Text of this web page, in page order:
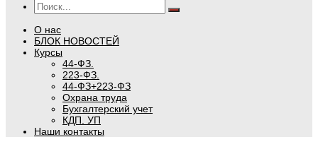
О нас
БЛОК НОВОСТЕЙ
Курсы
44-ФЗ.
223-ФЗ.
44-ФЗ+223-ФЗ
Охрана труда
Бухгалтерский учет
КДП. УП
Наши контакты